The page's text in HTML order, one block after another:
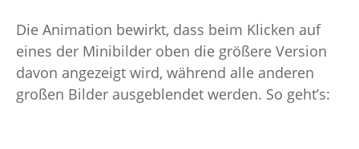
Die Animation bewirkt, dass beim Klicken auf
eines der Minibilder oben die größere Version
davon angezeigt wird, während alle anderen
großen Bilder ausgeblendet werden. So geht’s: